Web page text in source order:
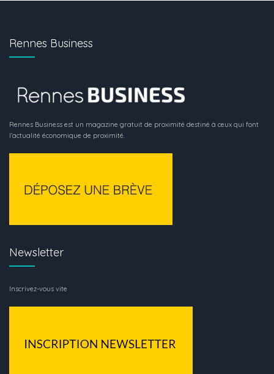
Rennes Business
Rennes Business est un magazine gratuit de proximité destiné à ceux qui font
l’actualité économique de proximité.
Newsletter
Inscrivez-vous vite